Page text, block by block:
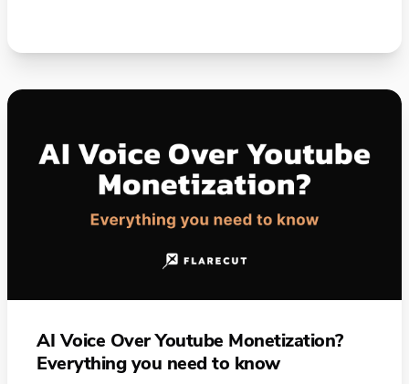
AI Voice Over Youtube Monetization?
Everything you need to know